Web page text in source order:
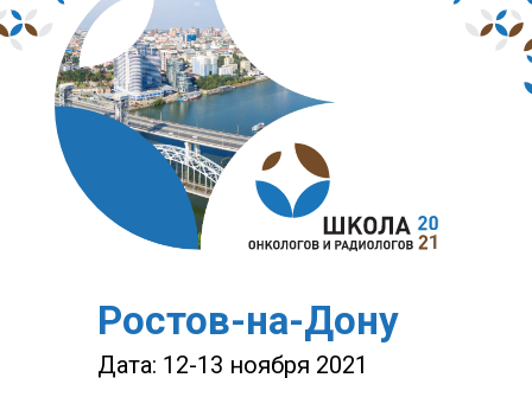
Дата: 12-13 ноября 2021
1
Ростов-на-Дону
Нижний Новгород